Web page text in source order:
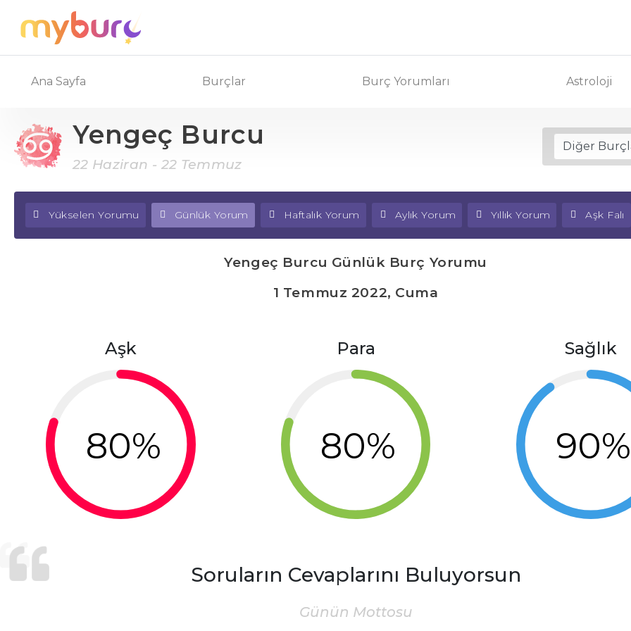
Ana Sayfa Burçlar Burç Yorumları Astroloji
Yengeç Burcu
22 Haziran - 22 Temmuz
Yükselen Yorumu Günlük Yorum Haftalık Yorum Aylık Yorum Yıllık Yorum Aşk Falı
Yengeç Burcu Günlük Burç Yorumu
1 Temmuz 2022, Cuma
Aşk
80%
Para
80%
Sağlık
90%
Soruların Cevaplarını Buluyorsun
Günün Mottosu